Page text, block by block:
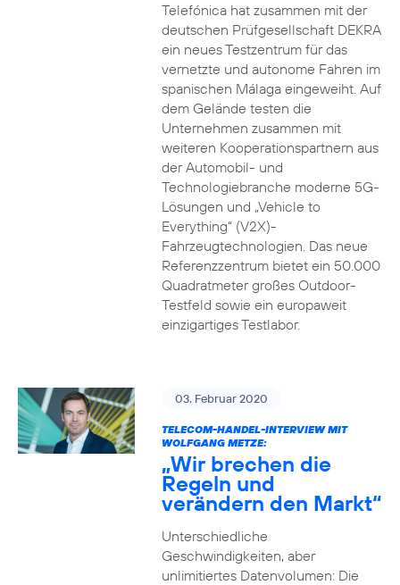
Telefónica hat zusammen mit der
deutschen Prüfgesellschaft DEKRA
ein neues Testzentrum für das
vernetzte und autonome Fahren im
spanischen Málaga eingeweiht. Auf
dem Gelände testen die
Unternehmen zusammen mit
weiteren Kooperationspartnern aus
der Automobil- und
Technologiebranche moderne 5G-
Lösungen und „Vehicle to
Everything“ (V2X)-
Fahrzeugtechnologien. Das neue
Referenzzentrum bietet ein 50.000
Quadratmeter großes Outdoor-
Testfeld sowie ein europaweit
einzigartiges Testlabor.
03. Februar 2020
TELECOM-HANDEL-INTERVIEW MIT
WOLFGANG METZE:
„Wir brechen die
Regeln und
verändern den Markt“
Unterschiedliche
Geschwindigkeiten, aber
unlimitiertes Datenvolumen: Die